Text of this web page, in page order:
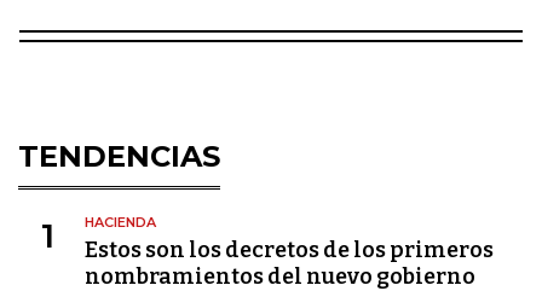
TENDENCIAS
1 HACIENDA
Estos son los decretos de los primeros
nombramientos del nuevo gobierno